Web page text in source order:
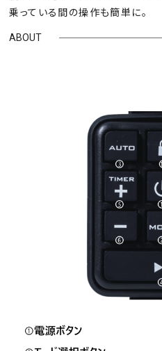
乗っている間の操作も簡単に。
ABOUT